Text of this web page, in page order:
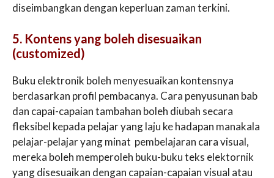
diseimbangkan dengan keperluan zaman terkini.
5. Kontens yang boleh disesuaikan
(customized)
Buku elektronik boleh menyesuaikan kontensnya
berdasarkan profil pembacanya. Cara penyusunan bab
dan capai-capaian tambahan boleh diubah secara
fleksibel kepada pelajar yang laju ke hadapan manakala
pelajar-pelajar yang minat pembelajaran cara visual,
mereka boleh memperoleh buku-buku teks elektornik
yang disesuaikan dengan capaian-capaian visual atau